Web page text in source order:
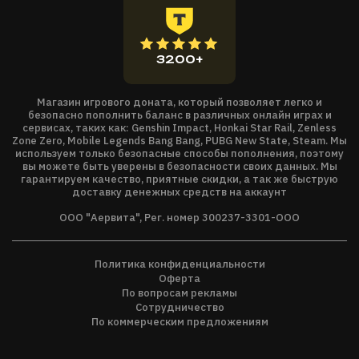
Магазин игрового доната, который позволяет легко и
безопасно пополнить баланс в различных онлайн играх и
сервисах, таких как: Genshin Impact, Honkai Star Rail, Zenless
Zone Zero, Mobile Legends Bang Bang, PUBG New State, Steam. Мы
используем только безопасные способы пополнения, поэтому
вы можете быть уверены в безопасности своих данных. Мы
гарантируем качество, приятные скидки, а так же быструю
доставку денежных средств на аккаунт
ООО "Аервита", Рег. номер 300237-3301-ООО
3200+
Политика конфиденциальности
Оферта
По вопросам рекламы
Сотрудничество
По коммерческим предложениям